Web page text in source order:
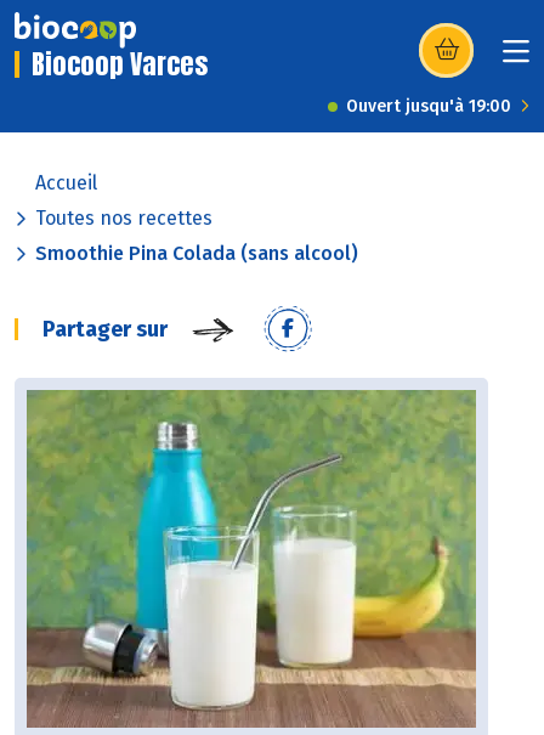
Biocoop Varces (s’ouvre dans
Ouvert jusqu'à 19:00
Accueil
Toutes nos recettes
Smoothie Pina Colada (sans alcool)
Partager sur